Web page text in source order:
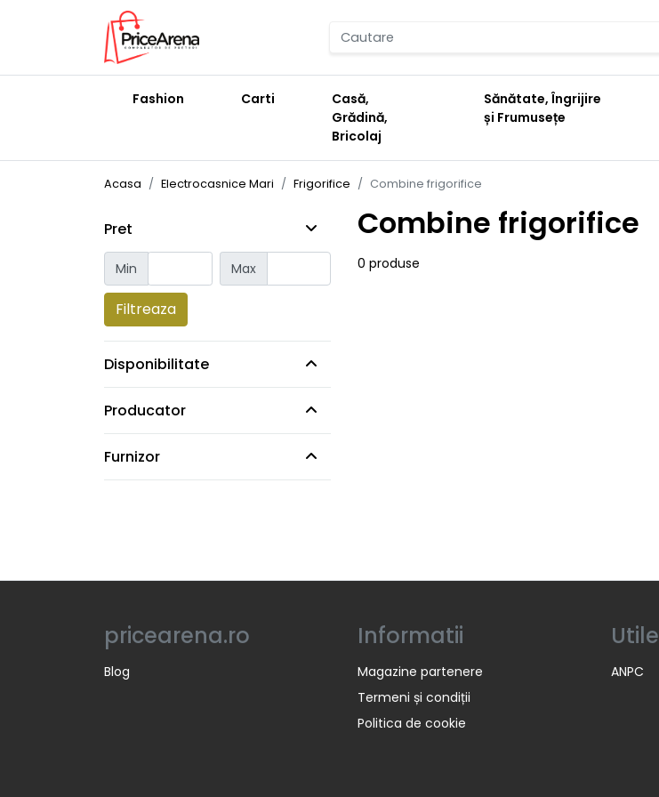
Fashion Carti
Casă,
Grădină,
Bricolaj
Sănătate, Îngrijire
și Frumusețe
Acasa Electrocasnice Mari Frigorifice Combine frigorifice
Pret
Min Max
Filtreaza
Disponibilitate
Producator
Furnizor
Combine frigorifice
0 produse
pricearena.ro
Blog
Informatii
Magazine partenere
Termeni și condiții
Politica de cookie
Utile
ANPC